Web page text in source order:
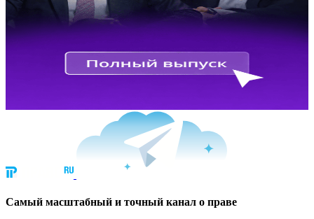
Cамый масштабный и точный канал о праве